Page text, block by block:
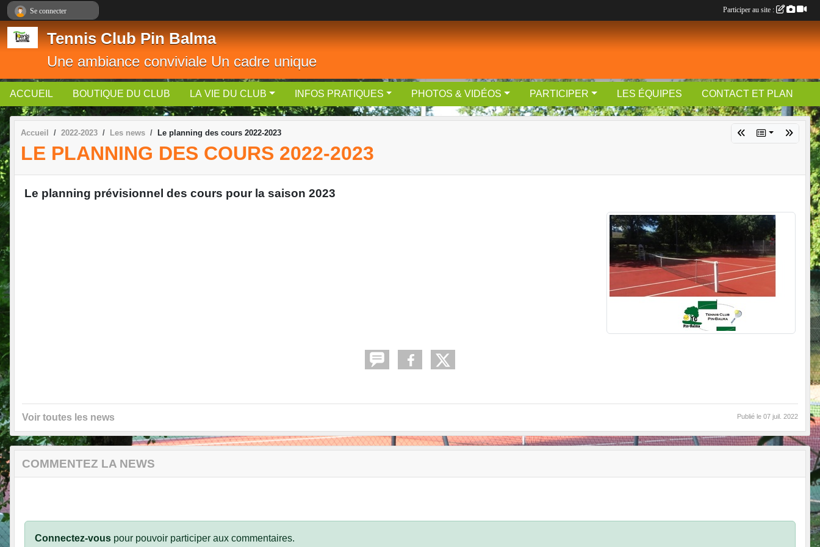
Tennis Club Pin Balma
Une ambiance conviviale Un cadre unique
ACCUEIL BOUTIQUE DU CLUB LA VIE DU CLUB INFOS PRATIQUES PHOTOS & VIDÉOS PARTICIPER LES ÉQUIPES CONTACT ET PLAN
Accueil 2022-2023 Les news Le planning des cours 2022-2023
LE PLANNING DES COURS 2022-2023
Le planning prévisionnel des cours pour la saison 2023
Voir toutes les news Publié le 07 juil. 2022
COMMENTEZ LA NEWS
Connectez-vous pour pouvoir participer aux commentaires.
Se connecter Participer au site :
Panneau de gestion des cookies